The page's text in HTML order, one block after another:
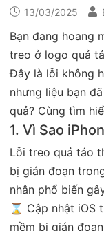
13/03/2025
Bạn đang hoang
treo ở logo quả
Đây là lỗi không
nhưng liệu bạn
quả? Cùng tìm
1. Vì Sao
Lỗi treo quả táo
bị gián đoạn
nhân phổ biến
⌛ Cập nhật iOS
mềm bị gián